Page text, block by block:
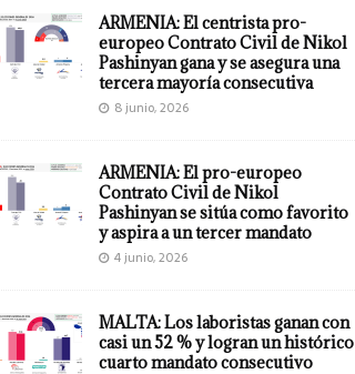
ARMENIA: El centrista pro-
europeo Contrato Civil de Nikol
Pashinyan gana y se asegura una
tercera mayoría consecutiva
8 junio, 2026
ARMENIA: El pro-europeo
Contrato Civil de Nikol
Pashinyan se sitúa como favorito
y aspira a un tercer mandato
4 junio, 2026
MALTA: Los laboristas ganan con
casi un 52 % y logran un histórico
cuarto mandato consecutivo